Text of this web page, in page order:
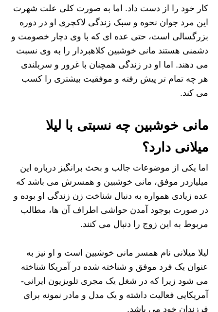
کار خود را از دست داد. اما به صورت کلی علت شهرت
این مرد جوان نحوه و سبک زندگی لاکچری او در دوره
بزرگسالی است، حتی عده ای که با وی دچار خصومت و
دشمنی هستند مانی خوشبین کلاهبردار را به وی نسبت
می دهند. اما او در زندگی همچنان با غرور و سربلندی
هر چه تمام تر پیش رفته و موفقیت بیشتری را کسب
می کند.
مانی خوشبین چه نسبتی با لیلا
میلانی دارد؟
اما یکی از موضوعات جالب و بحث برانگیز درباره این
میلیاردر موفق، مانی خوشبین و همسرش می باشد که
عده زیادی همواره به دنبال شناخت زن زندگی او بوده و
در صورت بوجود آمدن حواشی اطراف آن ها، مطالب
مربوط به این زوج را دنبال می کنند.
لیلا میلانی نام همسر مانی خوشبین است و او نیز به
عنوان یک فرد موفق و شناخته شده در آمریکا شناخته
می شود زیرا که در شغل یک مجری تلویزیون ایرانی-
آمریکایی فعالیت داشته و یک مدل و مادر نمونه برای
فرزندان خود می باشد.